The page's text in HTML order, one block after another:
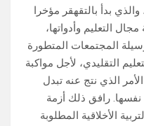
والذي بدأ بالتقهقر مؤخرا
التعليم وأدواتها،
المجتمعات المتطورة
التقليدي، لأجل مواكبة
الذي نتج عنه تبدل
نفسها. رافق ذلك أزمة
الأخلاقية المطلوبة